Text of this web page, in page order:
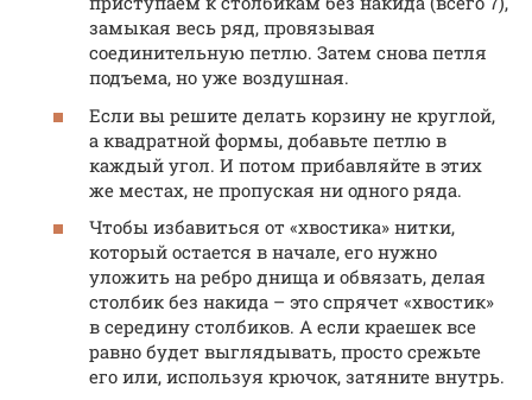
замыкая весь ряд, провязывая
соединительную петлю. Затем снова петля
подъема, но уже воздушная.
Если вы решите делать корзину не круглой,
а квадратной формы, добавьте петлю в
каждый угол. И потом прибавляйте в этих
же местах, не пропуская ни одного ряда.
Чтобы избавиться от «хвостика» нитки,
который остается в начале, его нужно
уложить на ребро днища и обвязать, делая
столбик без накида – это спрячет «хвостик»
в середину столбиков. А если краешек все
равно будет выглядывать, просто срежьте
его или, используя крючок, затяните внутрь.